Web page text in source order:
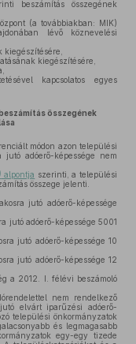
beszámítás összegének
(a továbbiakban: MIK)
lévő köznevelési
kiegészítésére,
kiegészítésére,
kapcsolatos egyes
összegének
módon azon települési
adóerő-képessége nem
alpontja szerinti, a települési
összege jelenti.
jutó adóerő-képessége
jutó adóerő-képessége 5001
jutó adóerő-képessége 10
jutó adóerő-képessége 12
a 2012. I. félévi beszámoló
nem rendelkező
elvárt iparűzési adóerő-
települési önkormányzatok
és legmagasabb
egy-egy tizede